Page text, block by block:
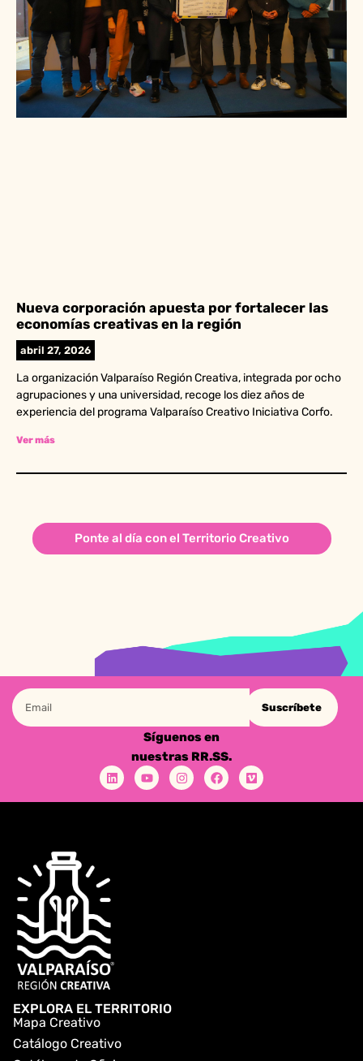
Nueva corporación apuesta por fortalecer las
economías creativas en la región
abril 27, 2026
La organización Valparaíso Región Creativa, integrada por ocho
agrupaciones y una universidad, recoge los diez años de
experiencia del programa Valparaíso Creativo Iniciativa Corfo.
Ver más
Ponte al día con el Territorio Creativo
Suscríbete
Síguenos en
nuestras RR.SS.
EXPLORA EL TERRITORIO
Mapa Creativo
Catálogo Creativo